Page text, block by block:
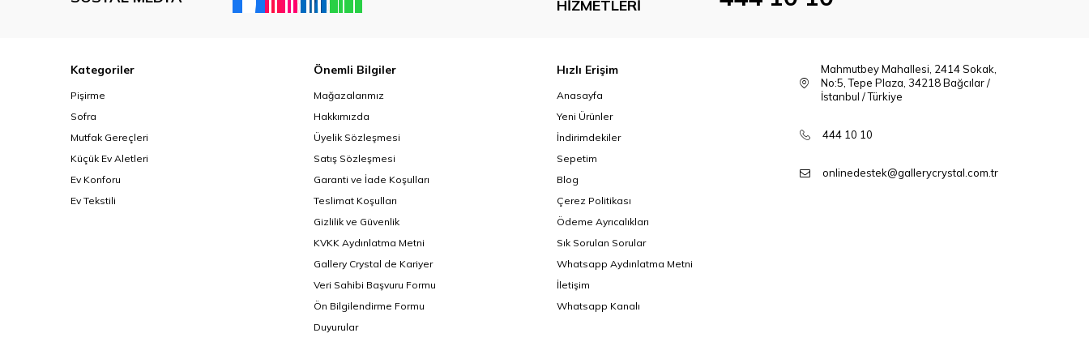
HIZMETLERI
Kategoriler
Pişirme
Sofra
Mutfak Gereçleri
Küçük Ev Aletleri
Ev Konforu
Ev Tekstili
Önemli Bilgiler
Mağazalarımız
Hakkımızda
Üyelik Sözleşmesi
Satış Sözleşmesi
Garanti ve İade Koşulları
Teslimat Koşulları
Gizlilik ve Güvenlik
KVKK Aydınlatma Metni
Gallery Crystal de Kariyer
Veri Sahibi Başvuru Formu
Ön Bilgilendirme Formu
Duyurular
Hızlı Erişim
Anasayfa
Yeni Ürünler
İndirimdekiler
Sepetim
Blog
Çerez Politikası
Ödeme Ayrıcalıkları
Sık Sorulan Sorular
Whatsapp Aydınlatma Metni
İletişim
Whatsapp Kanalı
Mahmutbey Mahallesi, 2414 Sokak,
No:5, Tepe Plaza, 34218 Bağcılar /
İstanbul / Türkiye
444 10 10
onlinedestek@gallerycrystal.com.tr